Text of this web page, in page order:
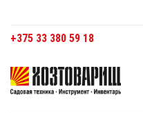
+375 33 380 59 18